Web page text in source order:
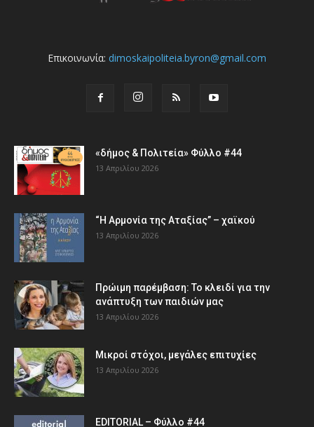
Επικοινωνία: dimoskaipoliteia.byron@gmail.com
«δήμος & Πολιτεία» Φύλλο #44
13 Απριλίου 2026
“Η Αρμονία της Αταξίας” – χαϊκού
13 Απριλίου 2026
Πρώιμη παρέμβαση: Το κλειδί για την
ανάπτυξη των παιδιών µας
13 Απριλίου 2026
Μικροί στόχοι, μεγάλες επιτυχίες
13 Απριλίου 2026
EDITORIAL – Φύλλο #44